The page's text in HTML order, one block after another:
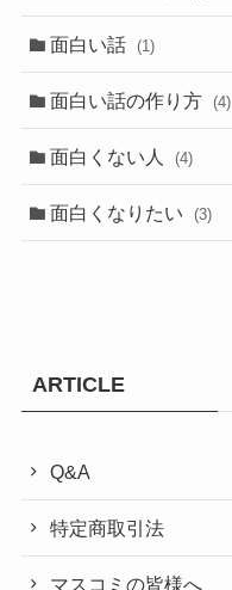
面白い話 (1)
面白い話の作り方 (4)
面白くない人 (4)
面白くなりたい (3)
ARTICLE
Q&A
特定商取引法
マスコミの皆様へ